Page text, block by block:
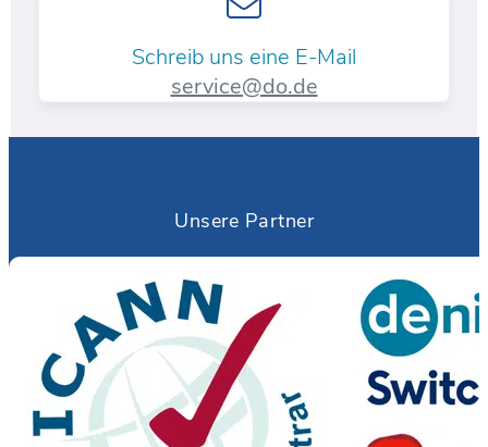
Schreib uns eine E-Mail
service@do.de
Unsere Partner